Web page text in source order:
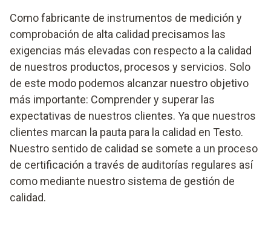
Como fabricante de instrumentos de medición y
comprobación de alta calidad precisamos las
exigencias más elevadas con respecto a la calidad
de nuestros productos, procesos y servicios. Solo
de este modo podemos alcanzar nuestro objetivo
más importante: Comprender y superar las
expectativas de nuestros clientes. Ya que nuestros
clientes marcan la pauta para la calidad en Testo.
Nuestro sentido de calidad se somete a un proceso
de certificación a través de auditorías regulares así
como mediante nuestro sistema de gestión de
calidad.